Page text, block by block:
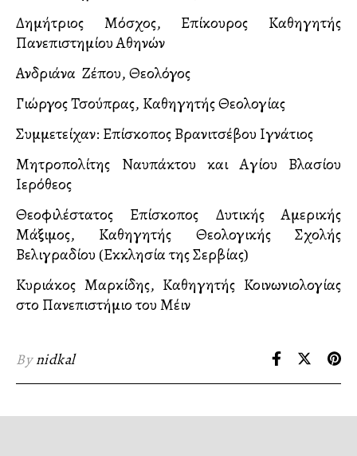
Δημήτριος Μόσχος, Επίκουρος Καθηγητής
Πανεπιστημίου Αθηνών
Ανδριάνα Ζέπου, Θεολόγος
Γιώργος Τσούπρας, Καθηγητής Θεολογίας
Συμμετείχαν: Επίσκοπος Βρανιτσέβου Ιγνάτιος
Μητροπολίτης Ναυπάκτου και Αγίου Βλασίου
Ιερόθεος
Θεοφιλέστατος Επίσκοπος Δυτικής Αμερικής
Μάξιμος, Καθηγητής Θεολογικής Σχολής
Βελιγραδίου (Εκκλησία της Σερβίας)
Κυριάκος Μαρκίδης, Καθηγητής Κοινωνιολογίας
στο Πανεπιστήμιο του Μέιν
Bynidkal